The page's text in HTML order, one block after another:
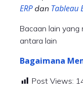
ERP dan Tableau
Bacaan lain yang
antara lain
Bagaimana
Post Views: